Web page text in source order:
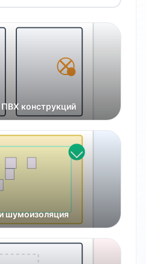
ПВХ конструкций
шумоизоляция